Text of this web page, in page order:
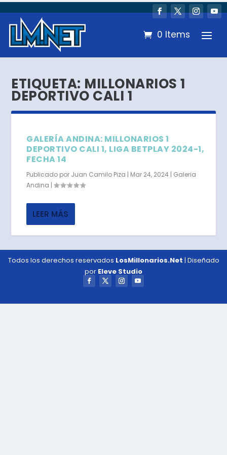
0 Items
ETIQUETA: MILLONARIOS 1
DEPORTIVO CALI 1
GALERÍA ANDINA: MILLONARIOS 1
DEPORTIVO CALI 1, LIGA BETPLAY 2024-1,
FECHA 14
Publicado por Juan Camilo Piza | Mar 24, 2024 | Galeria
Andina |
LEER MÁS
Todos los derechos reservados LosMillonarios.Net | Diseñado
por Eleve Studio